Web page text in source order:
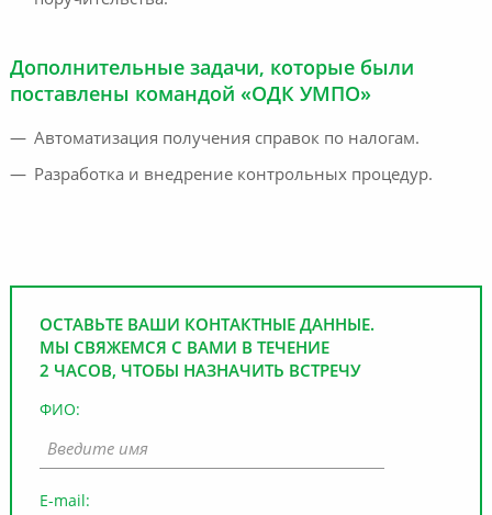
Дополнительные задачи, которые были
поставлены командой «ОДК УМПО»
Автоматизация получения справок по налогам.
Разработка и внедрение контрольных процедур.
ОСТАВЬТЕ ВАШИ КОНТАКТНЫЕ ДАННЫЕ.
МЫ СВЯЖЕМСЯ С ВАМИ В ТЕЧЕНИЕ
2 ЧАСОВ, ЧТОБЫ НАЗНАЧИТЬ ВСТРЕЧУ
ФИО:
E-mail: